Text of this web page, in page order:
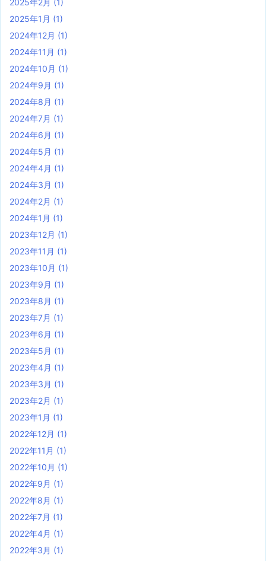
2025年2月 (1)
2025年1月 (1)
2024年12月 (1)
2024年11月 (1)
2024年10月 (1)
2024年9月 (1)
2024年8月 (1)
2024年7月 (1)
2024年6月 (1)
2024年5月 (1)
2024年4月 (1)
2024年3月 (1)
2024年2月 (1)
2024年1月 (1)
2023年12月 (1)
2023年11月 (1)
2023年10月 (1)
2023年9月 (1)
2023年8月 (1)
2023年7月 (1)
2023年6月 (1)
2023年5月 (1)
2023年4月 (1)
2023年3月 (1)
2023年2月 (1)
2023年1月 (1)
2022年12月 (1)
2022年11月 (1)
2022年10月 (1)
2022年9月 (1)
2022年8月 (1)
2022年7月 (1)
2022年4月 (1)
2022年3月 (1)